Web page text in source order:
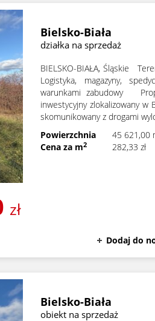
Bielsko-Biała
działka na sprzedaż
BIELSKO-BIAŁA, Śląskie
Logistyka, magazyny,
warunkami zabudowy
inwestycyjny zlokalizowany w
skomunikowany z drogami
Powierzchnia
45 621,00
Cena za m2 282,33 zł
zł
Dodaj do
Bielsko-Biała
obiekt na sprzedaż